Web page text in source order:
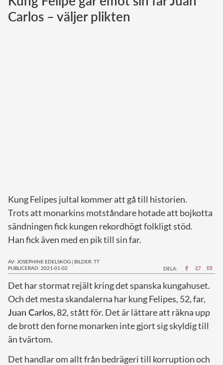
Norska kungahuset
Carlos – väljer plikten
Kung Felipes jultal kommer att gå till historien.
Trots att monarkins motståndare hotade att bojkotta
sändningen fick kungen rekordhögt folkligt stöd.
Han fick även med en pik till sin far.
AV: JOSEPHINE EDELSKOG | BILDER: TT
PUBLICERAD: 2021-01-02
DELA:
Det har stormat rejält kring det spanska kungahuset.
Och det mesta skandalerna har kung Felipes, 52, far,
Juan Carlos, 82, stått för. Det är lättare att räkna upp
de brott den forne monarken inte gjort sig skyldig till
än tvärtom.
Det handlar om allt från bedrägeri till korruption och